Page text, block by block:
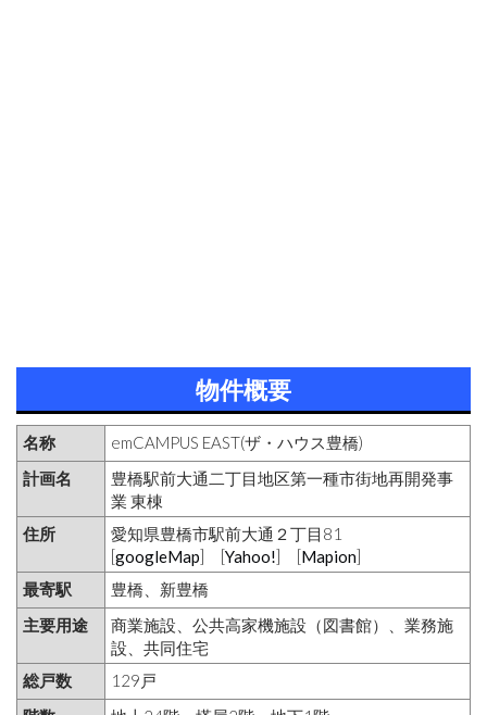
物件概要
名称
emCAMPUS EAST(ザ・ハウス豊橋)
計画名
豊橋駅前大通二丁目地区第一種市街地再開発事
業 東棟
住所
愛知県豊橋市駅前大通２丁目81
[googleMap] [Yahoo!] [Mapion]
最寄駅
豊橋、新豊橋
主要用途
商業施設、公共高家機施設（図書館）、業務施
設、共同住宅
総戸数
129戸